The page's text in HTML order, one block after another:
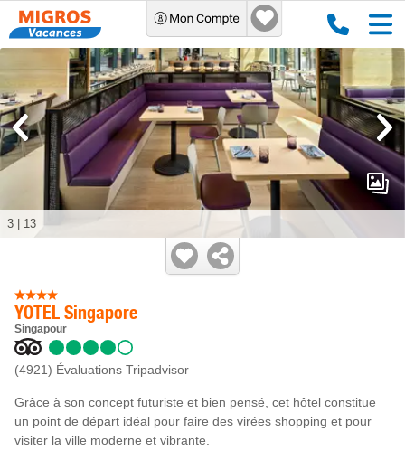
YOTEL Singapore
Singapour
(4921) Évaluations Tripadvisor
Grâce à son concept futuriste et bien pensé, cet hôtel constitue
un point de départ idéal pour faire des virées shopping et pour
visiter la ville moderne et vibrante.
3 13